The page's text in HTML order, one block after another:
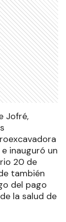
Jofré,
inauguró un
20 de
también
del pago
la salud de